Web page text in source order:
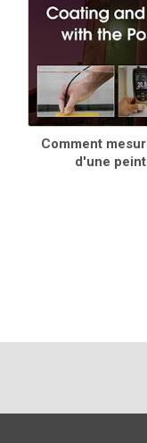
Comment
d'une